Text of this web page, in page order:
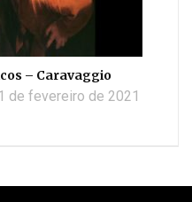
– Caravaggio
de fevereiro de 2021